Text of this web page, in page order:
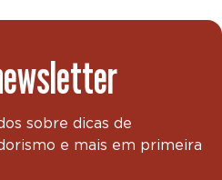
sobre dicas de
e mais em primeira